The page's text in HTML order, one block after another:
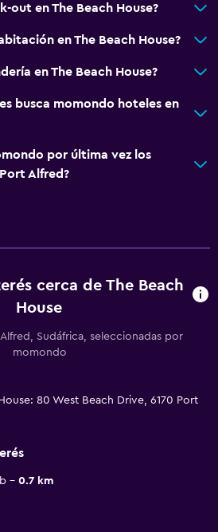
out en The Beach House?
en The Beach House?
en The Beach House?
busca momondo hoteles en
por última vez los
Alfred?
cerca de The Beach
House
Sudáfrica, seleccionadas por
momondo
80 West Beach Drive, 6170 Port
0.7 km